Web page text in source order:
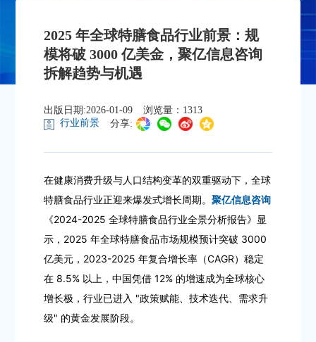
2025 年全球特膳食品行业前景：规
模将破 3000 亿美金，聚亿信息咨询
拆解趋势与机遇
出版日期:2026-01-09
浏览量：1313
行业前景
分享:
在健康消费升级与人口结构变革的双重驱动下，全球
特膳食品行业正迎来爆发式增长周期。聚亿信息咨询
《2024-2025 全球特膳食品行业全景分析报告》显
示，2025 年全球特膳食品市场规模预计突破 3000
亿美元，2023-2025 年复合增长率（CAGR）稳定
在 8.5% 以上，中国凭借 12% 的增速成为全球核心
增长极，行业已进入 "政策赋能、技术迭代、需求升
级" 的黄金发展阶段。